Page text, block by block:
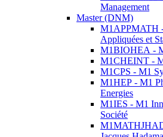
Management
Master (DNM)
M1APPMATH
Appliquées et
M1BIOHEA -
M1CHEINT -
M1CPS - M1
M1HEP - M1
Energies
M1IES - M1
Société